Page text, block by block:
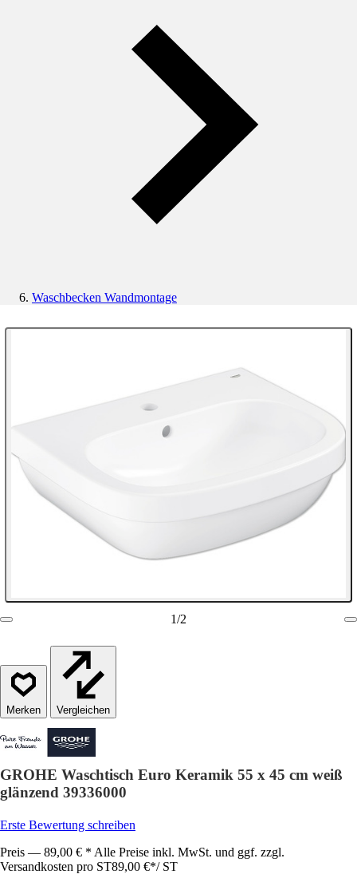
Waschbecken Wandmontage
1/2
Vergleichen
GROHE Waschtisch Euro Keramik 55 x 45 cm weiß
glänzend 39336000
Erste Bewertung schreiben
Preis — 89,00 € * Alle Preise inkl. MwSt. und ggf. zzgl.
Versandkosten pro ST89,00 €*/ ST